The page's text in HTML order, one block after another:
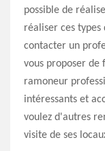
possible de
réaliser ces
contacter un
vous proposer de
ramoneur
intéressants et
voulez d'autres
visite de ses